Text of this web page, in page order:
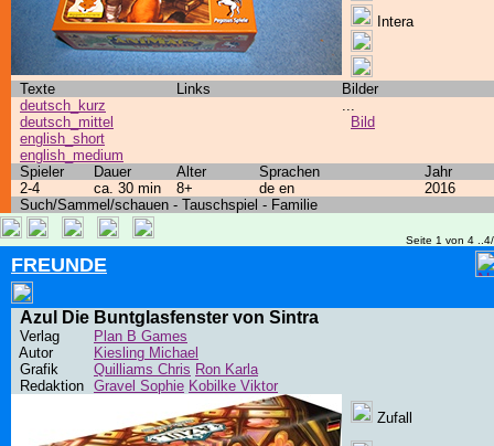
Intera
Texte Links
Bilder
deutsch_kurz
deutsch_mittel
english_short
english_medium
...
Bild
Spieler Dauer Alter Sprachen
Jahr
2-4
ca. 30 min 8+ de en
2016
Such/Sammel/schauen - Tauschspiel - Familie
Seite 1 von 4
FREUNDE
Azul Die Buntglasfenster von Sintra
Verlag
Plan B Games
Autor
Kiesling Michael
Grafik
Quilliams Chris Ron Karla
Redaktion Gravel Sophie Kobilke Viktor
Zufall